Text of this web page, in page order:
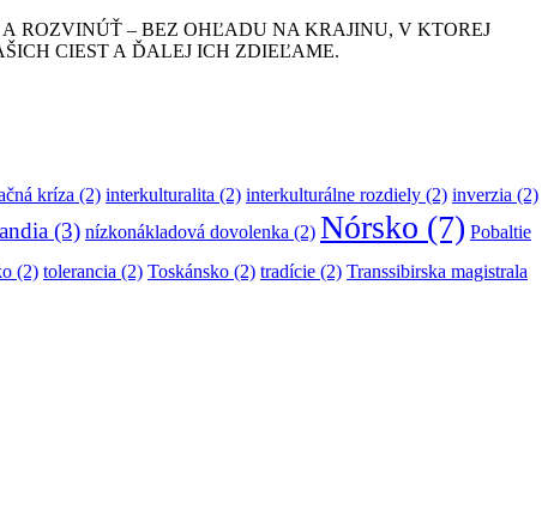
ROZVINÚŤ – BEZ OHĽADU NA KRAJINU, V KTOREJ
CIEST A ĎALEJ ICH ZDIEĽAME.
kríza (2) interkulturalita (2) interkulturálne rozdiely (2) inverzia (2)
(3) nízkonákladová dovolenka (2) Nórsko (7) Pobaltie
(2) tolerancia (2) Toskánsko (2) tradície (2) Transsibirska magistrala